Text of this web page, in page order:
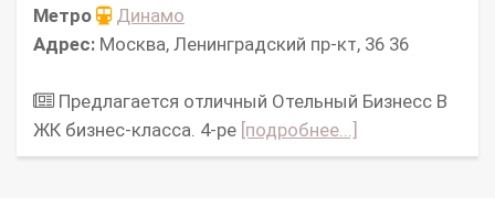
Метро
Динамо
Адрес: Москва, Ленинградский пр-кт, 36 36
Предлагается отличный Отельный Бизнесс В
ЖК бизнес-класса. 4-ре [подробнее...]